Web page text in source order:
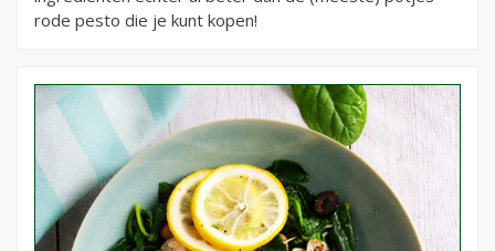
rode pesto die je kunt kopen!